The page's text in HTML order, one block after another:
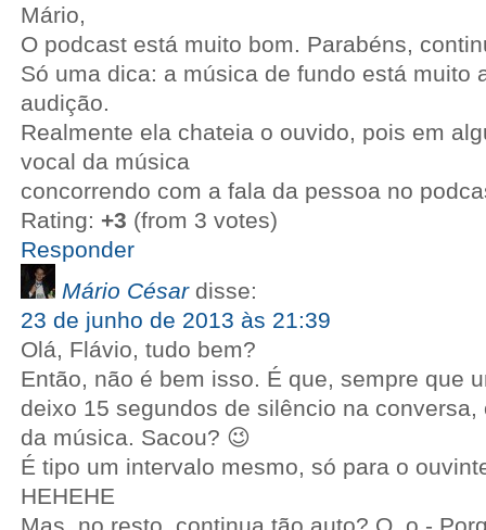
Mário,
O podcast está muito bom. Parabéns,
Só uma dica: a música de fundo está muito
audição.
Realmente ela chateia o ouvido, pois em
vocal da música
concorrendo com a fala da pessoa no
Rating: +3 (from 3 votes)
Responder
Mário César disse:
23 de junho de 2013 às 21:39
Olá, Flávio, tudo bem?
Então, não é bem isso. É que, sempre que
deixo 15 segundos de silêncio na
da música. Sacou? 😉
É tipo um intervalo mesmo, só para o
HEHEHE